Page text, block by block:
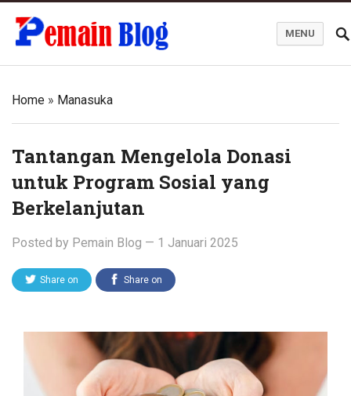
MENU
Home » Manasuka
Tantangan Mengelola Donasi
untuk Program Sosial yang
Berkelanjutan
Posted by Pemain Blog — 1 Januari 2025
Share on Share on